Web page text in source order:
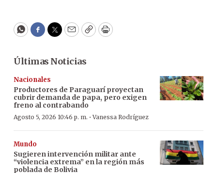
WhatsApp
Facebook
Twitter
EmailCopyPrint
Últimas Noticias
Nacionales
Productores de Paraguarí proyectan
cubrir demanda de papa, pero exigen
freno al contrabando
Agosto 5, 2026 10:46 p. m. ·Vanessa Rodríguez
Mundo
Sugieren intervención militar ante
“violencia extrema” en la región más
poblada de Bolivia